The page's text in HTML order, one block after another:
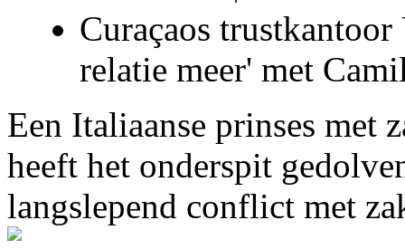
Curaçaos
relatie meer' met
Een Italiaanse prinses met
heeft het onderspit
langslepend conflict met